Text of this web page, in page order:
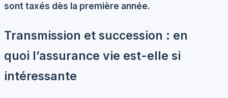
sont taxés dès la première année.
Transmission et succession : en
quoi l’assurance vie est-elle si
intéressante